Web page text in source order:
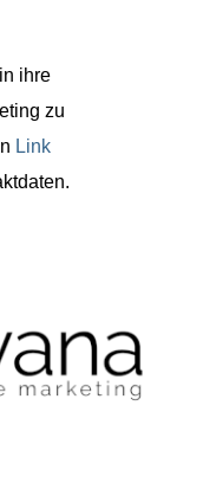
ihre
zu
Link